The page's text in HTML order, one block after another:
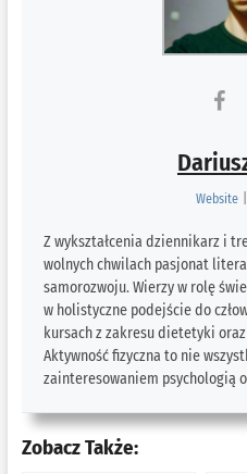
Website
Z wykształcenia dziennikarz i
wolnych chwilach pasjonat
samorozwoju. Wierzy w rolę
w holistyczne podejście do
kursach z zakresu dietetyki
Aktywność fizyczna to nie
zainteresowaniem psychologią
Zobacz Także: